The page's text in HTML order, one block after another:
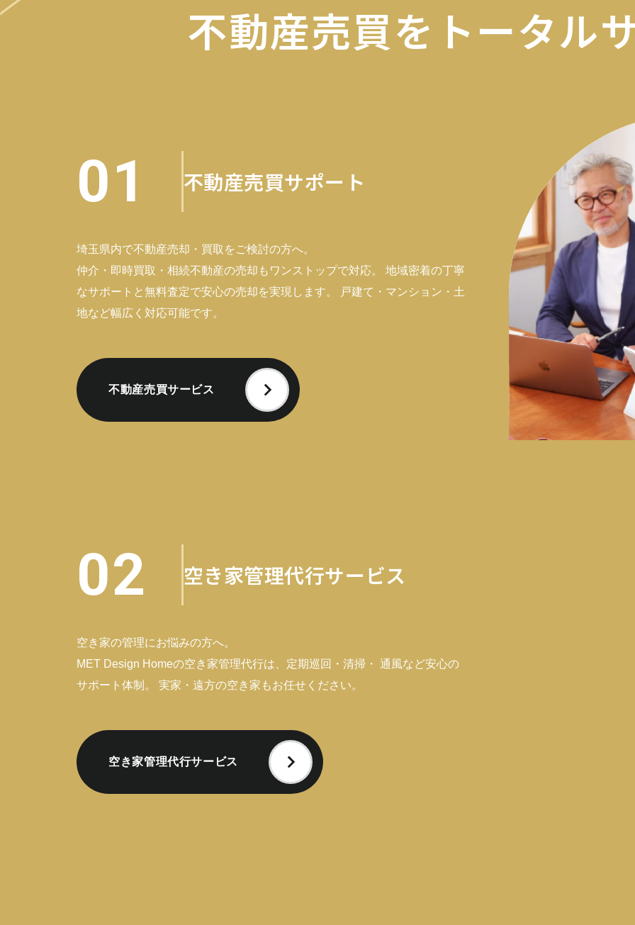
不動産売買を トータル
01 不動産売買サポート
埼玉県内で不動産売却・買取をご検討の方へ。
仲介・即時買取・相続不動産の売却もワンストップで対応。 地域密着の丁寧
なサポートと無料査定で安心の売却を実現します。 戸建て・マンション・土
地など幅広く対応可能です。
不動産売買サービス
02 空き家管理代行サービス
空き家の管理にお悩みの方へ。
MET Design Homeの空き家管理代行は、定期巡回・清掃・ 通風など安心の
サポート体制。 実家・遠方の空き家もお任せください。
空き家管理代行サービス